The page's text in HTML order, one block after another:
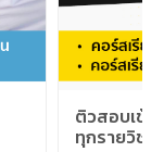
ติวสอบเข้า
ทุกรายวิชา